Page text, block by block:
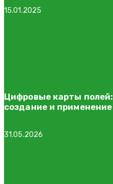
15.01.2025
Цифровые карты полей:
создание и применение
31.05.2026